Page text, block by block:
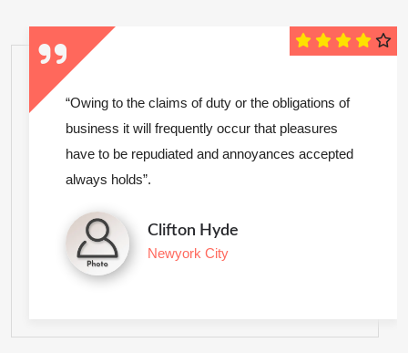
“Owing to the claims of duty or the obligations of
business it will frequently occur that pleasures
have to be repudiated and annoyances accepted
always holds”.
Clifton Hyde
Newyork City